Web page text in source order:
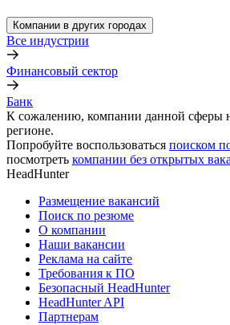
Компании в других городах
Все индустрии
Финансовый сектор
Банк
К сожалению, компании данной сферы
регионе.
Попробуйте воспользоваться поиском
посмотреть компании без открытых
HeadHunter
Размещение вакансий
Поиск по резюме
О компании
Наши вакансии
Реклама на сайте
Требования к ПО
Безопасный HeadHunter
HeadHunter API
Партнерам